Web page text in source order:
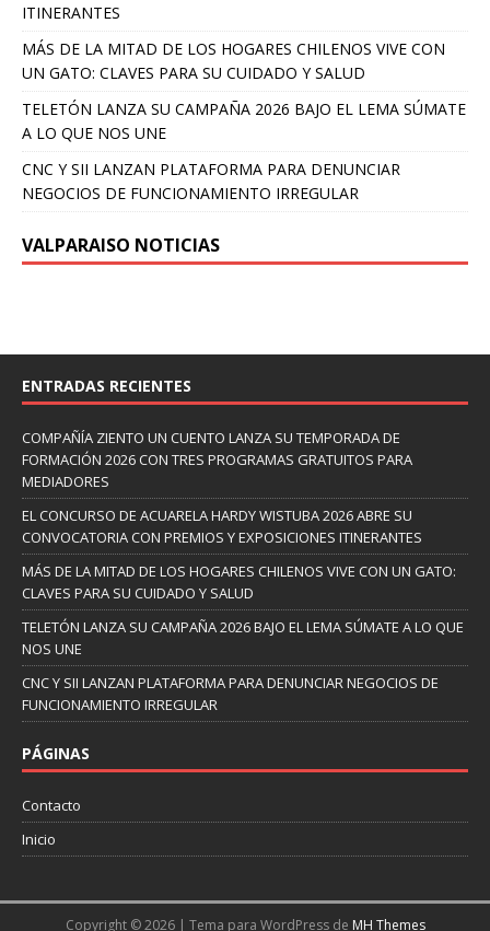
ITINERANTES
MÁS DE LA MITAD DE LOS HOGARES CHILENOS VIVE CON
UN GATO: CLAVES PARA SU CUIDADO Y SALUD
TELETÓN LANZA SU CAMPAÑA 2026 BAJO EL LEMA SÚMATE
A LO QUE NOS UNE
CNC Y SII LANZAN PLATAFORMA PARA DENUNCIAR
NEGOCIOS DE FUNCIONAMIENTO IRREGULAR
VALPARAISO NOTICIAS
ENTRADAS RECIENTES
COMPAÑÍA ZIENTO UN CUENTO LANZA SU TEMPORADA DE
FORMACIÓN 2026 CON TRES PROGRAMAS GRATUITOS PARA
MEDIADORES
EL CONCURSO DE ACUARELA HARDY WISTUBA 2026 ABRE SU
CONVOCATORIA CON PREMIOS Y EXPOSICIONES ITINERANTES
MÁS DE LA MITAD DE LOS HOGARES CHILENOS VIVE CON UN GATO:
CLAVES PARA SU CUIDADO Y SALUD
TELETÓN LANZA SU CAMPAÑA 2026 BAJO EL LEMA SÚMATE A LO QUE
NOS UNE
CNC Y SII LANZAN PLATAFORMA PARA DENUNCIAR NEGOCIOS DE
FUNCIONAMIENTO IRREGULAR
PÁGINAS
Contacto
Inicio
Copyright © 2026 | Tema para WordPress de MH Themes